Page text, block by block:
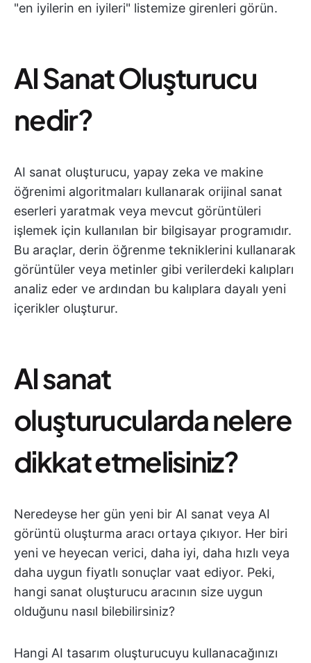
"en iyilerin en iyileri" listemize girenleri görün.
AI Sanat Oluşturucu
nedir?
AI sanat oluşturucu, yapay zeka ve makine
öğrenimi algoritmaları kullanarak orijinal sanat
eserleri yaratmak veya mevcut görüntüleri
işlemek için kullanılan bir bilgisayar programıdır.
Bu araçlar, derin öğrenme tekniklerini kullanarak
görüntüler veya metinler gibi verilerdeki kalıpları
analiz eder ve ardından bu kalıplara dayalı yeni
içerikler oluşturur.
AI sanat
oluşturucularda nelere
dikkat etmelisiniz?
Neredeyse her gün yeni bir AI sanat veya AI
görüntü oluşturma aracı ortaya çıkıyor. Her biri
yeni ve heyecan verici, daha iyi, daha hızlı veya
daha uygun fiyatlı sonuçlar vaat ediyor. Peki,
hangi sanat oluşturucu aracının size uygun
olduğunu nasıl bilebilirsiniz?
Hangi AI tasarım oluşturucuyu kullanacağınızı